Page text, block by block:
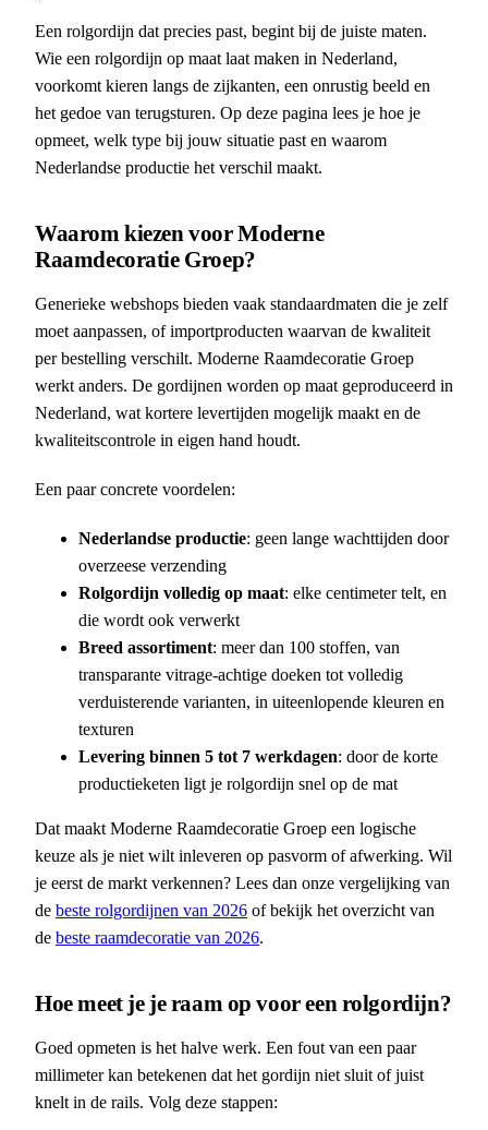
Een rolgordijn dat precies past, begint bij de juiste maten.
Wie een rolgordijn op maat laat maken in Nederland,
voorkomt kieren langs de zijkanten, een onrustig beeld en
het gedoe van terugsturen. Op deze pagina lees je hoe je
opmeet, welk type bij jouw situatie past en waarom
Nederlandse productie het verschil maakt.
Waarom kiezen voor Moderne
Raamdecoratie Groep?
Generieke webshops bieden vaak standaardmaten die je zelf
moet aanpassen, of importproducten waarvan de kwaliteit
per bestelling verschilt. Moderne Raamdecoratie Groep
werkt anders. De gordijnen worden op maat geproduceerd in
Nederland, wat kortere levertijden mogelijk maakt en de
kwaliteitscontrole in eigen hand houdt.
Een paar concrete voordelen:
Nederlandse productie: geen lange wachttijden door
overzeese verzending
Rolgordijn volledig op maat: elke centimeter telt, en
die wordt ook verwerkt
Breed assortiment: meer dan 100 stoffen, van
transparante vitrage-achtige doeken tot volledig
verduisterende varianten, in uiteenlopende kleuren en
texturen
Levering binnen 5 tot 7 werkdagen: door de korte
productieketen ligt je rolgordijn snel op de mat
Dat maakt Moderne Raamdecoratie Groep een logische
keuze als je niet wilt inleveren op pasvorm of afwerking. Wil
je eerst de markt verkennen? Lees dan onze vergelijking van
de beste rolgordijnen van 2026 of bekijk het overzicht van
de beste raamdecoratie van 2026.
Hoe meet je je raam op voor een rolgordijn?
Goed opmeten is het halve werk. Een fout van een paar
millimeter kan betekenen dat het gordijn niet sluit of juist
knelt in de rails. Volg deze stappen: